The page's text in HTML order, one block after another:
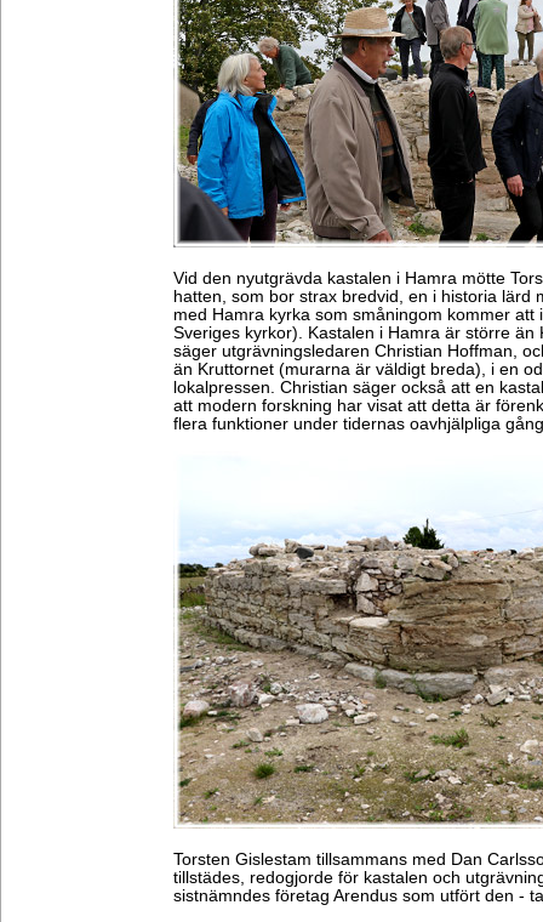
Vid den nyutgrävda kastalen i Hamra mötte
hatten, som bor strax bredvid, en i historia lärd
med Hamra kyrka som småningom kommer att
Sveriges kyrkor). Kastalen i Hamra är större än
säger utgrävningsledaren Christian Hoffman,
än Kruttornet (murarna är väldigt breda), i en
lokalpressen. Christian säger också att en
att modern forskning har visat att detta är
flera funktioner under tidernas oavhjälpliga
Torsten Gislestam tillsammans med Dan
tillstädes, redogjorde för kastalen och
sistnämndes företag Arendus som utfört den -